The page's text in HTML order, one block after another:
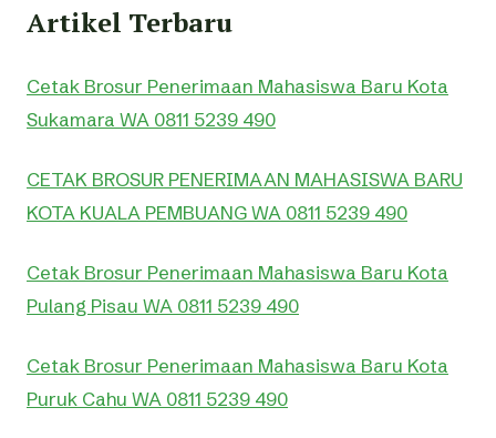
Artikel Terbaru
Cetak Brosur Penerimaan Mahasiswa Baru Kota
Sukamara WA 0811 5239 490
CETAK BROSUR PENERIMAAN MAHASISWA BARU
KOTA KUALA PEMBUANG WA 0811 5239 490
Cetak Brosur Penerimaan Mahasiswa Baru Kota
Pulang Pisau WA 0811 5239 490
Cetak Brosur Penerimaan Mahasiswa Baru Kota
Puruk Cahu WA 0811 5239 490